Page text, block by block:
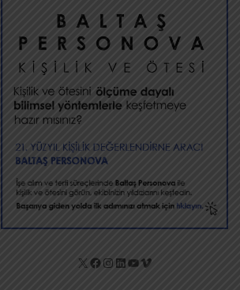
X Facebook
Instagram
LinkedIn
YouTube
Vimeo